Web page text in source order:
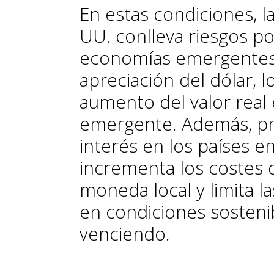
En estas condiciones,
UU. con­­lleva riesgos
economías
apreciación del dólar,
aumento del valor
emergente. Además,
interés en los países
incrementa los costes
moneda local y limita
en condiciones
venciendo.